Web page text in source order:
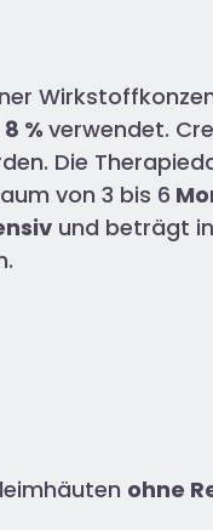
8 % verwendet.
Die
von 3 bis 6
und beträgt
ohne